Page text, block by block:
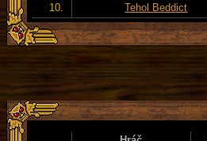
10.
Tehol Beddict